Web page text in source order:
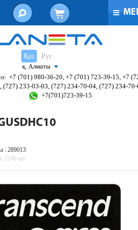
Қаз
Рус
қ. Алматы
+7 (701) 980-36-20, +7 (701) 723-39-15, +7
(727) 233-03-03, (727) 234-70-04, (727) 234-
+7(701)723-39-15
: 289013
1246 шт